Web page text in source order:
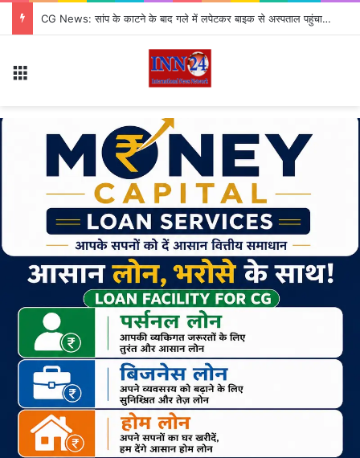
CG News: सांप के काटने के बाद गले में लपेटकर बाइक से अस्पताल पहुंचा युवक, पहचान कराने उठाया बड़ा जोखिम